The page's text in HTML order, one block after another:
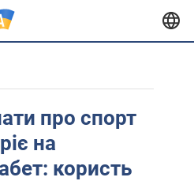
про спорт
на
користь